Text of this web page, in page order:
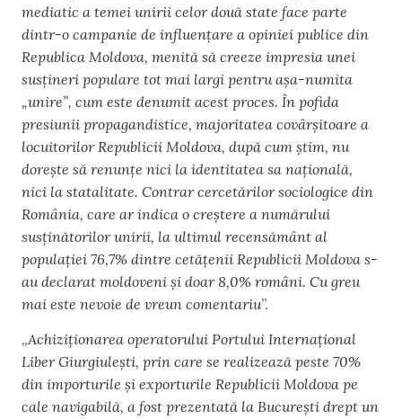
mediatic a temei unirii celor două state face parte
dintr-o campanie de influențare a opiniei publice din
Republica Moldova, menită să creeze impresia unei
susțineri populare tot mai largi pentru așa-numita
„unire”, cum este denumit acest proces. În pofida
presiunii propagandistice, majoritatea covârșitoare a
locuitorilor Republicii Moldova, după cum știm, nu
dorește să renunțe nici la identitatea sa națională,
nici la statalitate. Contrar cercetărilor sociologice din
România, care ar indica o creștere a numărului
susținătorilor unirii, la ultimul recensământ al
populației 76,7% dintre cetățenii Republicii Moldova s-
au declarat moldoveni și doar 8,0% români. Cu greu
mai este nevoie de vreun comentariu”.
„Achiziționarea operatorului Portului Internațional
Liber Giurgiulești, prin care se realizează peste 70%
din importurile și exporturile Republicii Moldova pe
cale navigabilă, a fost prezentată la București drept un